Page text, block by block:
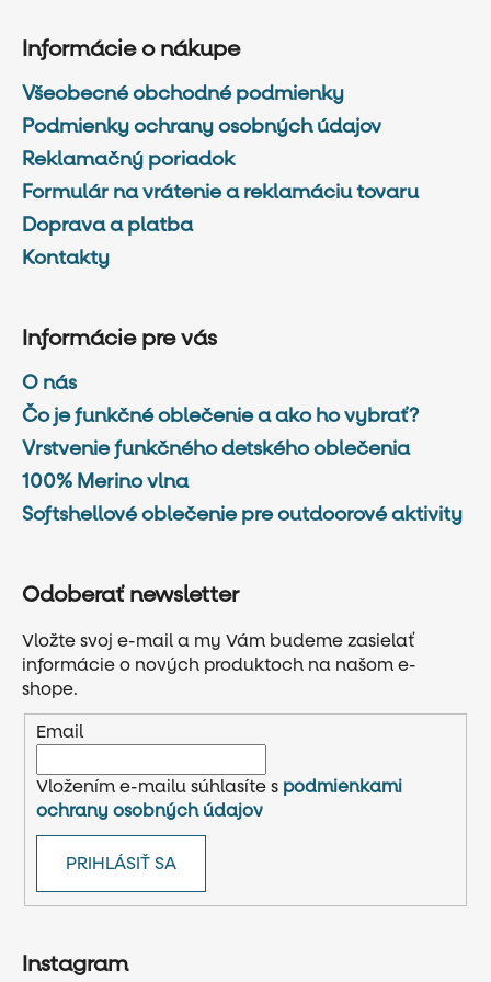
Informácie o nákupe
Všeobecné obchodné podmienky
Podmienky ochrany osobných údajov
Reklamačný poriadok
Formulár na vrátenie a reklamáciu tovaru
Doprava a platba
Kontakty
Informácie pre vás
O nás
Čo je funkčné oblečenie a ako ho vybrať?
Vrstvenie funkčného detského oblečenia
100% Merino vlna
Softshellové oblečenie pre outdoorové aktivity
Odoberať newsletter
Vložte svoj e-mail a my Vám budeme zasielať
informácie o nových produktoch na našom e-
shope.
Email
Vložením e-mailu súhlasíte s podmienkami
ochrany osobných údajov
PRIHLÁSIŤ SA
Instagram